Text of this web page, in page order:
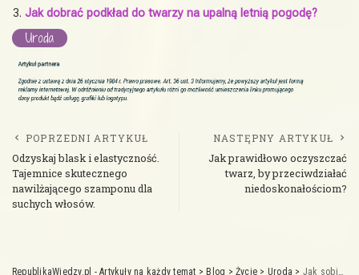
Jak dobrać podkład do twarzy na upalną letnią pogodę?
Uroda
POPRZEDNI ARTYKUŁ
Odzyskaj blask i elastyczność.
Tajemnice skutecznego
nawilżającego szamponu dla
suchych włosów.
NASTĘPNY ARTYKUŁ
Jak prawidłowo oczyszczać
twarz, by przeciwdziałać
niedoskonałościom?
RepublikaWiedzy.pl - Artykuły na każdy temat > Blog > Życie > Uroda > Jak sobie radzić z przebarwieniami na twarzy?